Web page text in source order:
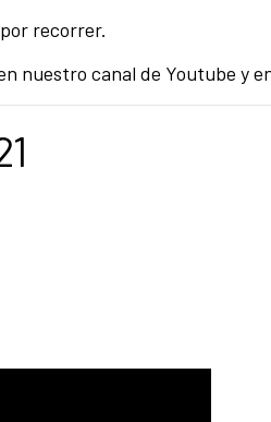
recorrer.
nuestro canal de Youtube y